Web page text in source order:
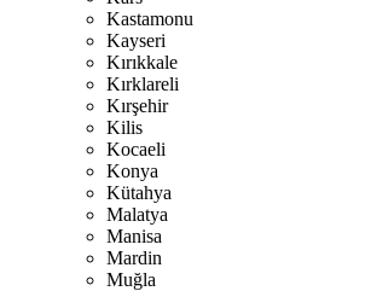
Kastamonu
Kayseri
Kırıkkale
Kırklareli
Kırşehir
Kilis
Kocaeli
Konya
Kütahya
Malatya
Manisa
Mardin
Muğla